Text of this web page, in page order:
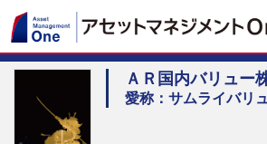
ＡＲ国内バリュー
愛称：サムライバリ